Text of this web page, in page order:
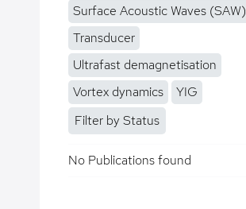
Surface Acoustic Waves (SAW)
Transducer
Ultrafast demagnetisation
Vortex dynamics
YIG
Filter by Status
No Publications found